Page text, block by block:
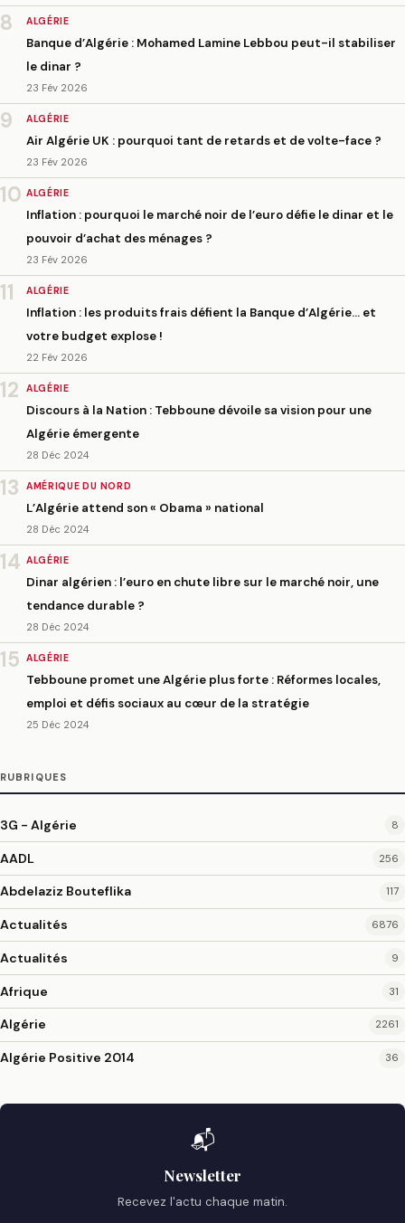
8 ALGÉRIE
Banque d’Algérie : Mohamed Lamine Lebbou peut-il stabiliser
le dinar ?
23 Fév 2026
9 ALGÉRIE
Air Algérie UK : pourquoi tant de retards et de volte-face ?
23 Fév 2026
10 ALGÉRIE
Inflation : pourquoi le marché noir de l’euro défie le dinar et le
pouvoir d’achat des ménages ?
23 Fév 2026
11 ALGÉRIE
Inflation : les produits frais défient la Banque d’Algérie… et
votre budget explose !
22 Fév 2026
12 ALGÉRIE
Discours à la Nation : Tebboune dévoile sa vision pour une
Algérie émergente
28 Déc 2024
13 AMÉRIQUE DU NORD
L’Algérie attend son « Obama » national
28 Déc 2024
14 ALGÉRIE
Dinar algérien : l’euro en chute libre sur le marché noir, une
tendance durable ?
28 Déc 2024
15 ALGÉRIE
Tebboune promet une Algérie plus forte : Réformes locales,
emploi et défis sociaux au cœur de la stratégie
25 Déc 2024
RUBRIQUES
3G - Algérie 8
AADL 256
Abdelaziz Bouteflika 117
Actualités 6876
Actualités 9
Afrique 31
Algérie 2261
Algérie Positive 2014 36
📬
Newsletter
Recevez l'actu chaque matin.